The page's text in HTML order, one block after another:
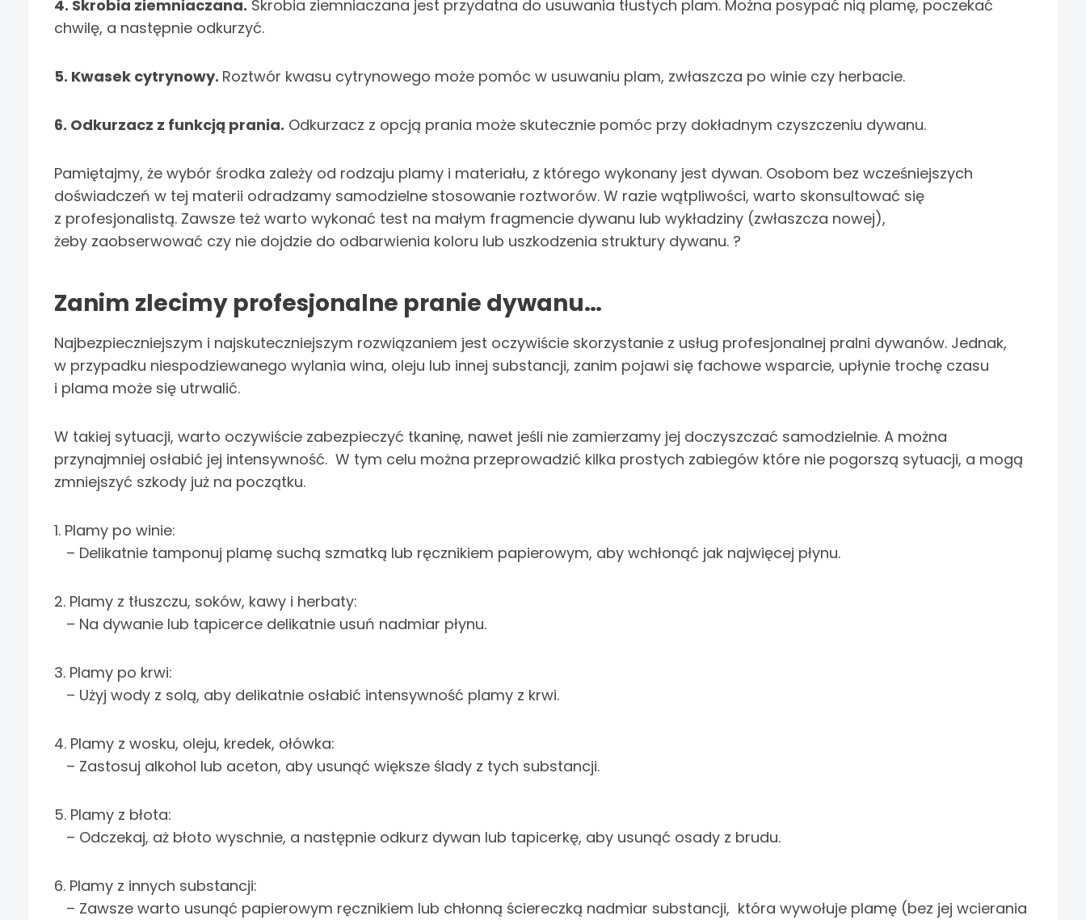
4. Skrobia ziemniaczana. Skrobia ziemniaczana jest przydatna do usuwania tłustych plam. Można posypać nią plamę, poczekać
chwilę, a następnie odkurzyć.
5. Kwasek cytrynowy. Roztwór kwasu cytrynowego może pomóc w usuwaniu plam, zwłaszcza po winie czy herbacie.
6. Odkurzacz z funkcją prania. Odkurzacz z opcją prania może skutecznie pomóc przy dokładnym czyszczeniu dywanu.
Pamiętajmy, że wybór środka zależy od rodzaju plamy i materiału, z którego wykonany jest dywan. Osobom bez wcześniejszych
doświadczeń w tej materii odradzamy samodzielne stosowanie roztworów. W razie wątpliwości, warto skonsultować się
z profesjonalistą. Zawsze też warto wykonać test na małym fragmencie dywanu lub wykładziny (zwłaszcza nowej),
żeby zaobserwować czy nie dojdzie do odbarwienia koloru lub uszkodzenia struktury dywanu. ?
Zanim zlecimy profesjonalne pranie dywanu…
Najbezpieczniejszym i najskuteczniejszym rozwiązaniem jest oczywiście skorzystanie z usług profesjonalnej pralni dywanów. Jednak,
w przypadku niespodziewanego wylania wina, oleju lub innej substancji, zanim pojawi się fachowe wsparcie, upłynie trochę czasu
i plama może się utrwalić.
W takiej sytuacji, warto oczywiście zabezpieczyć tkaninę, nawet jeśli nie zamierzamy jej doczyszczać samodzielnie. A można
przynajmniej osłabić jej intensywność. W tym celu można przeprowadzić kilka prostych zabiegów które nie pogorszą sytuacji, a mogą
zmniejszyć szkody już na początku.
1. Plamy po winie:
– Delikatnie tamponuj plamę suchą szmatką lub ręcznikiem papierowym, aby wchłonąć jak najwięcej płynu.
2. Plamy z tłuszczu, soków, kawy i herbaty:
– Na dywanie lub tapicerce delikatnie usuń nadmiar płynu.
3. Plamy po krwi:
– Użyj wody z solą, aby delikatnie osłabić intensywność plamy z krwi.
4. Plamy z wosku, oleju, kredek, ołówka:
– Zastosuj alkohol lub aceton, aby usunąć większe ślady z tych substancji.
5. Plamy z błota:
– Odczekaj, aż błoto wyschnie, a następnie odkurz dywan lub tapicerkę, aby usunąć osady z brudu.
6. Plamy z innych substancji:
– Zawsze warto usunąć papierowym ręcznikiem lub chłonną ściereczką nadmiar substancji, która wywołuje plamę (bez jej wcierania